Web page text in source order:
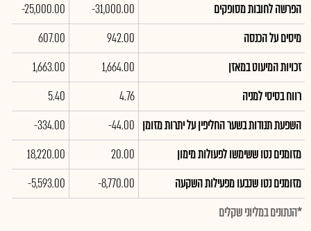
הפרשה לחובות מסופקים
-31,000.00
-25,000.00
מיסים על הכנסה
942.00
607.00
זכויות המיעוט במאזן
1,664.00
1,663.00
רווח בסיסי למניה
4.76
5.40
השפעת תנודות בשער החליפין על יתרות מזומן -44.00
-334.00
מזומנים נטו ששימשו לפעולות מימון
20.00
18,220.00
מזומנים נטו שנבעו מפעילות השקעה
-8,770.00
-5,593.00
*הנתונים במליוני שקלים